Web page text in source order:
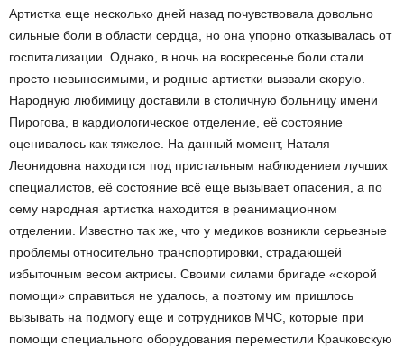
Артистка еще несколько дней назад почувствовала довольно
сильные боли в области сердца, но она упорно отказывалась от
госпитализации. Однако, в ночь на воскресенье боли стали
просто невыносимыми, и родные артистки вызвали скорую.
Народную любимицу доставили в столичную больницу имени
Пирогова, в кардиологическое отделение, её состояние
оценивалось как тяжелое. На данный момент, Наталя
Леонидовна находится под пристальным наблюдением лучших
специалистов, её состояние всё еще вызывает опасения, а по
сему народная артистка находится в реанимационном
отделении. Известно так же, что у медиков возникли серьезные
проблемы относительно транспортировки, страдающей
избыточным весом актрисы. Своими силами бригаде «скорой
помощи» справиться не удалось, а поэтому им пришлось
вызывать на подмогу еще и сотрудников МЧС, которые при
помощи специального оборудования переместили Крачковскую